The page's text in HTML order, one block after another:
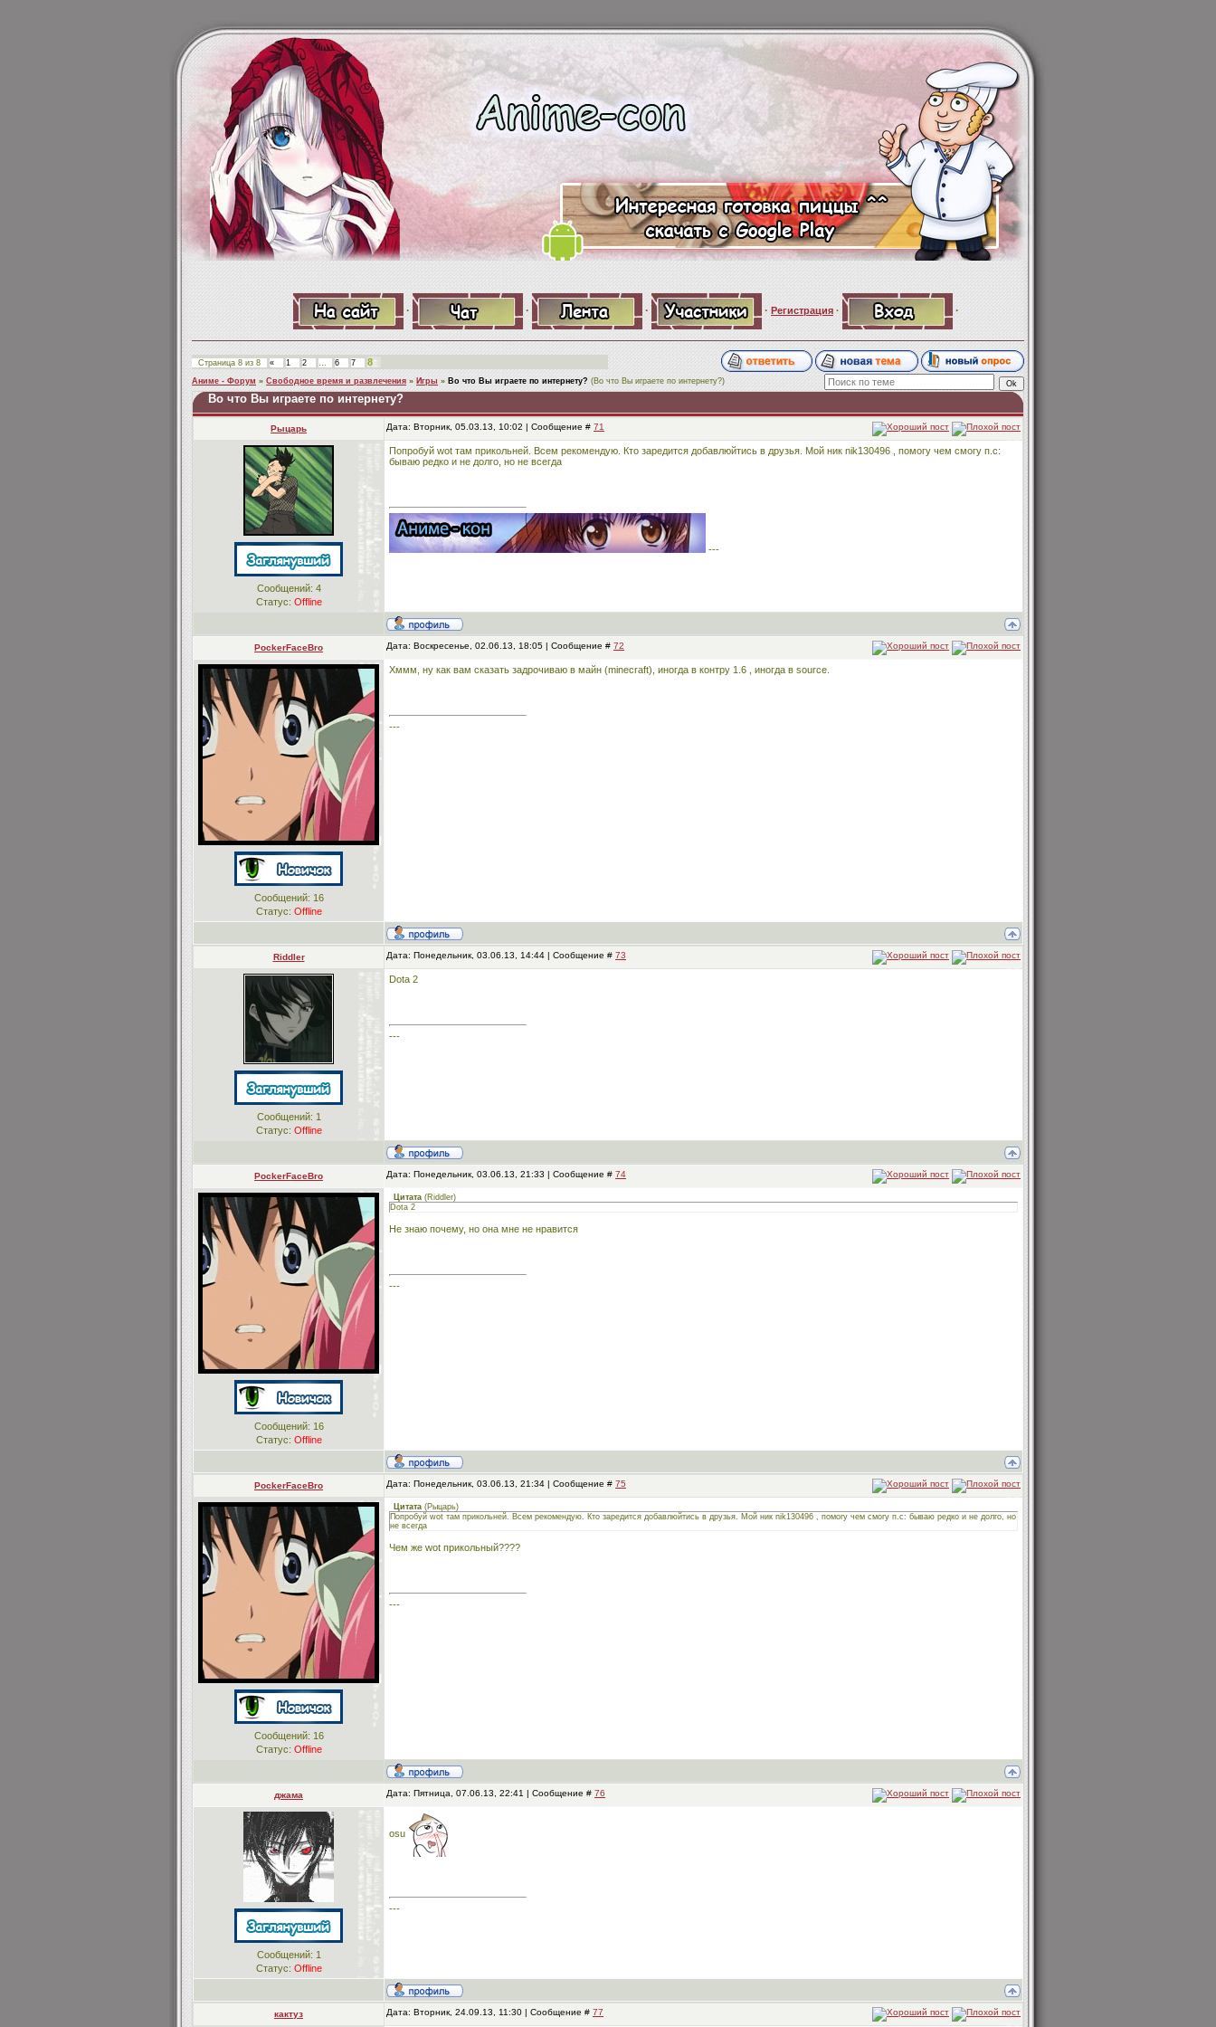
· · · · Регистрация · ·
Страница 8 из 8 « 1 2 … 6 7 8
Аниме - Форум » Свободное время и развлечения » Игры » Во что Вы играете по интернету? (Во что Вы играете по интернету?)
Во что Вы играете по интернету?
Рыцарь Дата: Вторник, 05.03.13, 10:02 | Сообщение # 71
Сообщений: 4
Статус: Offline
Попробуй wot там прикольней. Всем рекомендую. Кто заредится добавлюйтись в друзья. Мой ник nik130496 , помогу чем смогу п.с:
бываю редко и не долго, но не всегда
---
PockerFaceBro Дата: Воскресенье, 02.06.13, 18:05 | Сообщение # 72
Сообщений: 16
Статус: Offline
Хммм, ну как вам сказать задрочиваю в майн (minecraft), иногда в контру 1.6 , иногда в source.
---
Riddler Дата: Понедельник, 03.06.13, 14:44 | Сообщение # 73
Сообщений: 1
Статус: Offline
Dota 2
---
PockerFaceBro Дата: Понедельник, 03.06.13, 21:33 | Сообщение # 74
Сообщений: 16
Статус: Offline
Цитата (Riddler)
Dota 2
Не знаю почему, но она мне не нравится
---
PockerFaceBro Дата: Понедельник, 03.06.13, 21:34 | Сообщение # 75
Сообщений: 16
Статус: Offline
Цитата (Рыцарь)
Попробуй wot там прикольней. Всем рекомендую. Кто заредится добавлюйтись в друзья. Мой ник nik130496 , помогу чем смогу п.с: бываю редко и не долго, но
не всегда
Чем же wot прикольный????
---
джама Дата: Пятница, 07.06.13, 22:41 | Сообщение # 76
Сообщений: 1
Статус: Offline
osu
---
кактуз Дата: Вторник, 24.09.13, 11:30 | Сообщение # 77